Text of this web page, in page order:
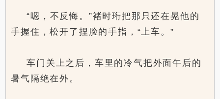
“嗯，不反悔。”褚时珩把那只还在晃他的
手握住，松开了捏脸的手指，“上车。”
车门关上之后，车里的冷气把外面午后的
暑气隔绝在外。